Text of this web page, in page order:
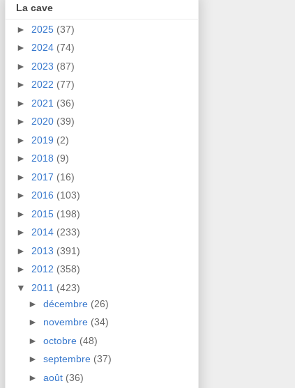
La cave
► 2025 (37)
► 2024 (74)
► 2023 (87)
► 2022 (77)
► 2021 (36)
► 2020 (39)
► 2019 (2)
► 2018 (9)
► 2017 (16)
► 2016 (103)
► 2015 (198)
► 2014 (233)
► 2013 (391)
► 2012 (358)
▼ 2011 (423)
► décembre (26)
► novembre (34)
► octobre (48)
► septembre (37)
► août (36)